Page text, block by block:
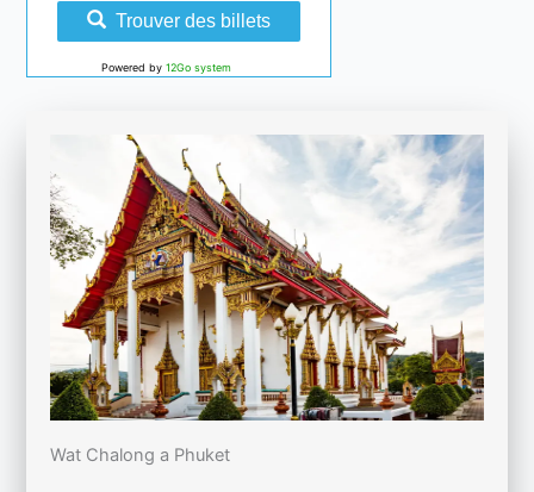
Trouver des billets
Powered by12Go system
Wat Chalong a Phuket